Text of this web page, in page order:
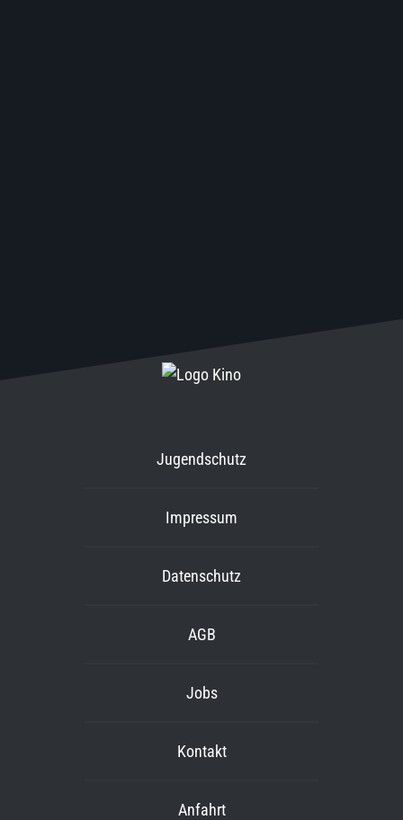
Jugendschutz
Impressum
Datenschutz
AGB
Jobs
Kontakt
Anfahrt